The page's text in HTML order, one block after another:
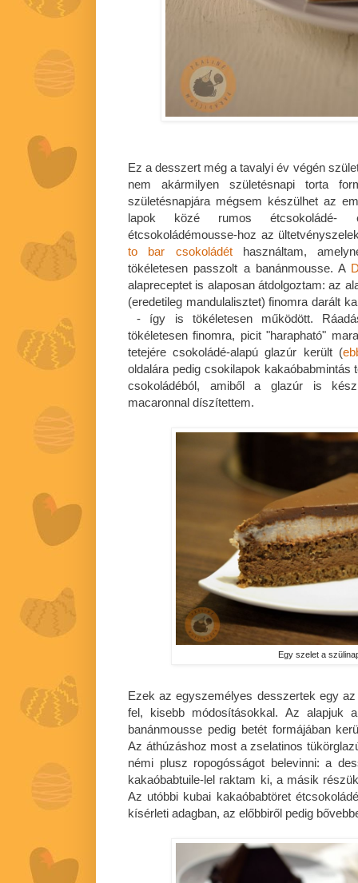
Ez a desszert még a tavalyi év végén
nem akármilyen születésnapi torta
születésnapjára mégsem készülhet az
lapok közé rumos étcsokoládé-
étcsokoládémousse-hoz az
to bar csokoládét használtam,
tökéletesen passzolt a banánmousse. A
alapreceptet is alaposan átdolgoztam: az
(eredetileg mandulalisztet) finomra darált
- így is tökéletesen működött.
tökéletesen finomra, picit "harapható"
tetejére csokoládé-alapú glazúr került (
oldalára pedig csokilapok kakaóbabmintás
csokoládéból, amiből a glazúr is
macaronnal díszítettem.
Egy szelet a
Ezek az egyszemélyes desszertek egy
fel, kisebb módosításokkal. Az alapjuk
banánmousse pedig betét formájában
Az áthúzáshoz most a zselatinos
némi plusz ropogósságot belevinni: a
kakaóbabtuile-lel raktam ki, a másik
Az utóbbi kubai kakaóbabtöret
kísérleti adagban, az előbbiről pedig